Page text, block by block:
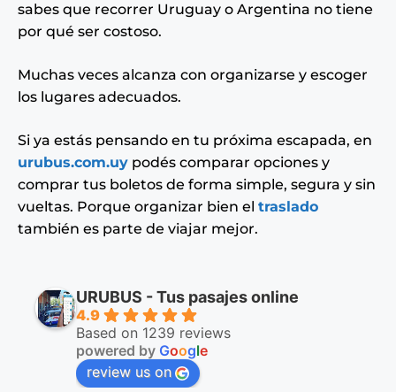
sabes que recorrer Uruguay o Argentina no tiene
por qué ser costoso.
Muchas veces alcanza con organizarse y escoger
los lugares adecuados.
Si ya estás pensando en tu próxima escapada, en
urubus.com.uy podés comparar opciones y
comprar tus boletos de forma simple, segura y sin
vueltas. Porque organizar bien el traslado
también es parte de viajar mejor.
URUBUS - Tus pasajes online
4.9
Based on 1239 reviews
powered by Google
review us on